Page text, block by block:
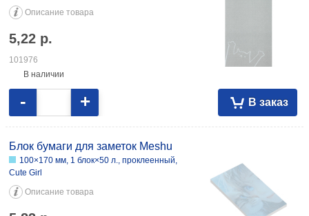
Описание товара
5,22 р.
101976
В наличии
В заказ
- +
Блок бумаги для заметок Meshu
100×170 мм, 1 блок×50 л., проклеенный,
Сute Girl
Описание товара